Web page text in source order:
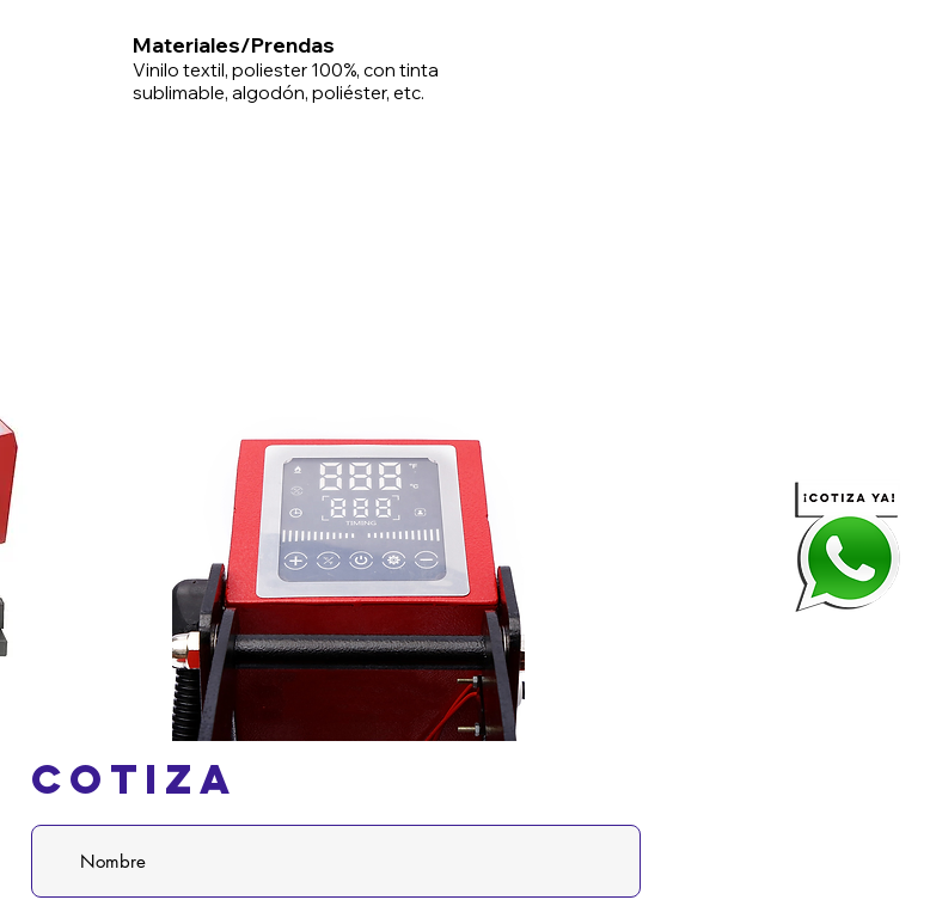
Materiales/Prendas
Vinilo textil, poliester 100%, con tinta
sublimable, algodón, poliéster, etc.
Cotiza